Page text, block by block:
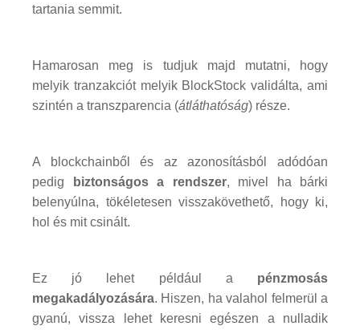
tartania semmit.
Hamarosan meg is tudjuk majd mutatni, hogy
melyik tranzakciót melyik BlockStock validálta, ami
szintén a transzparencia (átláthatóság) része.
A blockchainből és az azonosításból adódóan
pedig
biztonságos a rendszer, mivel ha bárki
belenyúlna, tökéletesen visszakövethető, hogy ki,
hol és mit csinált.
Ez jó lehet például a pénzmosás
megakadályozására. Hiszen, ha valahol felmerül a
gyanú, vissza lehet keresni egészen a nulladik